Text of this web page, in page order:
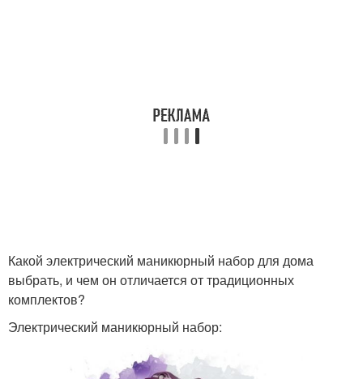
Какой электрический маникюрный набор для дома
выбрать, и чем он отличается от традиционных
комплектов?
Электрический маникюрный набор: